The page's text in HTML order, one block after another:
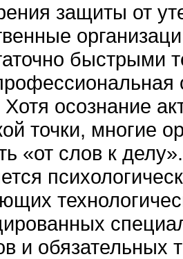
защиты от
быстрыми
Хотя осознание
точки, многие
«от слов к
и обязательных